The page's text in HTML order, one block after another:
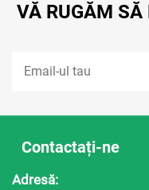
VĂ RUGĂM
Contactați-ne
Adresă: